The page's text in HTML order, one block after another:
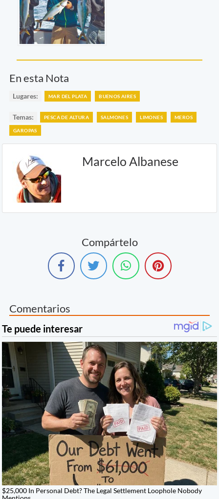
En esta Nota
Lugares: MAR DEL PLATA BUENOS AIRES
Temas: PESCA DE ALTURA SALMONES LIMONES MEROS
GAROPAS
Marcelo Albanese
Compártelo
Comentarios